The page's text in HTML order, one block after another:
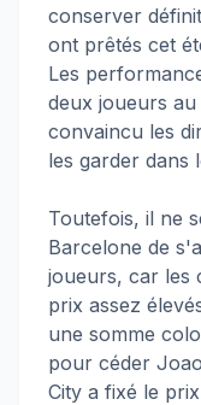
conserver
ont prêtés cet
Les
deux joueurs
convaincu les
les garder dans
Toutefois, il ne
Barcelone de
joueurs, car les
prix assez
une somme
pour céder
City a fixé le